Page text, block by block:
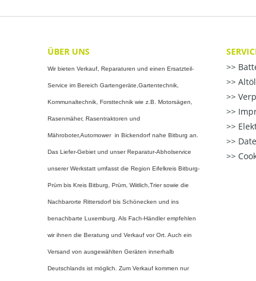
ÜBER UNS
Wir bieten Verkauf, Reparaturen und einen Ersatzteil-
Service im Bereich Gartengeräte,Gartentechnik,
Kommunaltechnik, Forsttechnik wie z.B. Motorsägen,
Rasenmäher, Rasentraktoren und
Mähroboter,Automower in Bickendorf nahe Bitburg an.
Das Liefer-Gebiet und unser Reparatur-Abholservice
unserer Werkstatt umfasst die Region Eifelkreis Bitburg-
Prüm bis Kreis Bitburg, Prüm, Wiitlich,Trier sowie die
Nachbarorte Rittersdorf bis Schönecken und ins
benachbarte Luxemburg. Als Fach-Händler empfehlen
wir ihnen die Beratung und Verkauf vor Ort. Auch ein
Versand von ausgewählten Geräten innerhalb
Deutschlands ist möglich. Zum Verkauf kommen nur